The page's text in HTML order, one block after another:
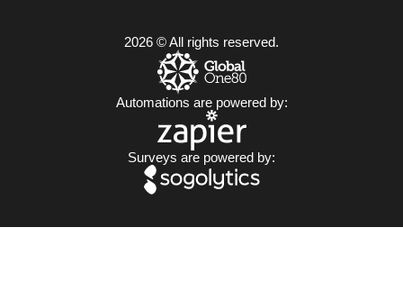
2026 © All rights reserved.
Automations are powered by:
Surveys are powered by: